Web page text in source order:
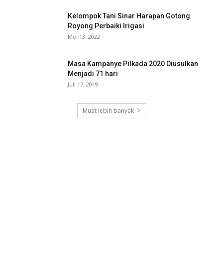
Kelompok Tani Sinar Harapan Gotong
Royong Perbaiki Irigasi
Mei 13, 2022
Masa Kampanye Pilkada 2020 Diusulkan
Menjadi 71 hari
Juli 17, 2019
Muat lebih banyak